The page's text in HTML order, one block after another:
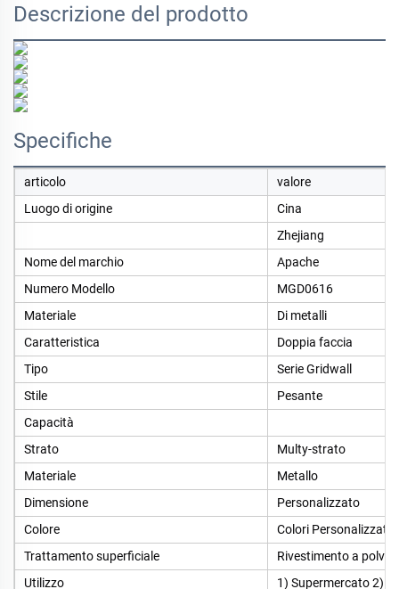
Descrizione del prodotto
Specifiche
articolo
valore
Luogo di origine
Cina
Zhejiang
Nome del marchio
Apache
Numero Modello
MGD0616
Materiale
Di metalli
Caratteristica
Doppia faccia
Tipo
Serie Gridwall
Stile
Pesante
Capacità
Strato
Multy-strato
Materiale
Metallo
Dimensione
Personalizzato
Colore
Colori Personalizzati
Trattamento superficiale
Rivestimento a
Utilizzo
1) Supermercato 2)